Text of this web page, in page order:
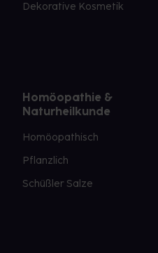
Dekorative Kosmetik
Homöopathie &
Naturheilkunde
Homöopathisch
Pflanzlich
Schüßler Salze